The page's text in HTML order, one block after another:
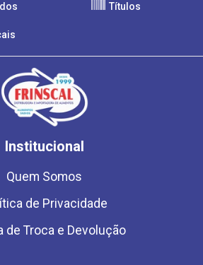
Títulos
Institucional
Quem Somos
de Privacidade
de Troca e Devolução